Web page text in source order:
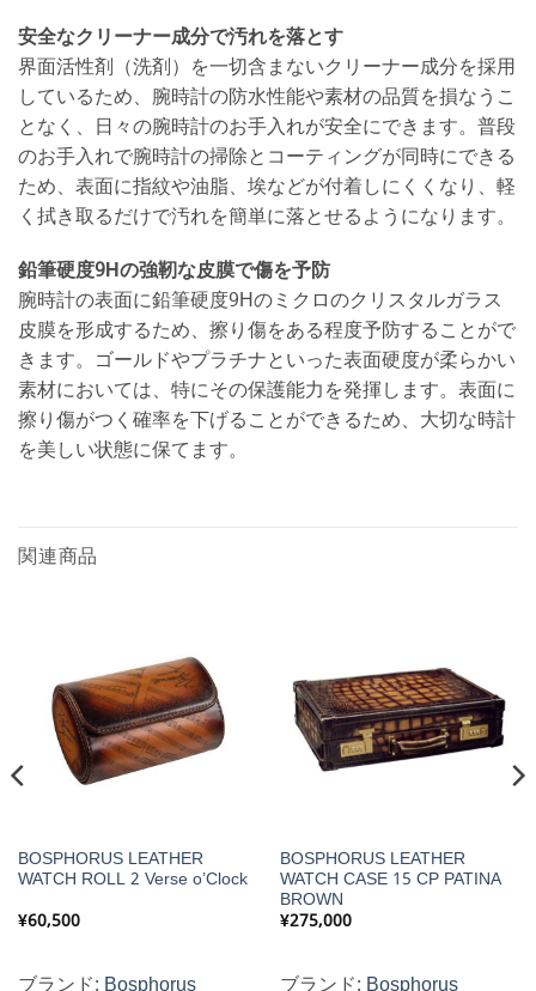
安全なクリーナー成分で汚れを落とす
界面活性剤（洗剤）を一切含まないクリーナー成分を採用
しているため、腕時計の防水性能や素材の品質を損なうこ
となく、日々の腕時計のお手入れが安全にできます。普段
のお手入れで腕時計の掃除とコーティングが同時にできる
ため、表面に指紋や油脂、埃などが付着しにくくなり、軽
く拭き取るだけで汚れを簡単に落とせるようになります。
鉛筆硬度9Hの強靭な皮膜で傷を予防
腕時計の表面に鉛筆硬度9Hのミクロのクリスタルガラス
皮膜を形成するため、擦り傷をある程度予防することがで
きます。ゴールドやプラチナといった表面硬度が柔らかい
素材においては、特にその保護能力を発揮します。表面に
擦り傷がつく確率を下げることができるため、大切な時計
を美しい状態に保てます。
関連商品
BOSPHORUS LEATHER
WATCH ROLL 2 Verse o’Clock
¥60,500
BOSPHORUS LEATHER
WATCH CASE 15 CP PATINA
BROWN
¥275,000